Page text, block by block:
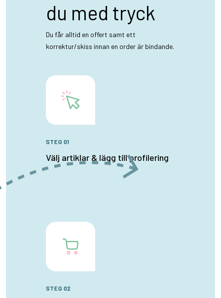
du med tryck
Du får alltid en offert samt ett
korrektur/skiss innan en order är bindande.
STEG 01
Välj artiklar & lägg till profilering
STEG 02